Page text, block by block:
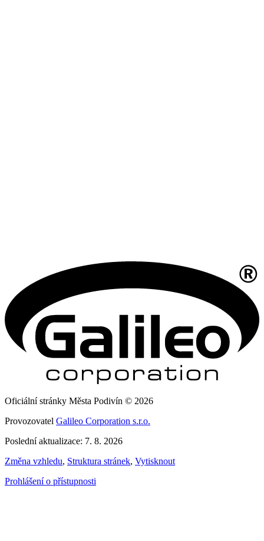
Oficiální stránky Města Podivín © 2026
Provozovatel Galileo Corporation s.r.o.
Poslední aktualizace: 7. 8. 2026
Změna vzhledu, Struktura stránek, Vytisknout
Prohlášení o přístupnosti